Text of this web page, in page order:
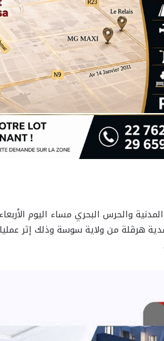
والحرس البحري مساء اليوم
هرڨلة من ولاية سوسة وذلك إثر